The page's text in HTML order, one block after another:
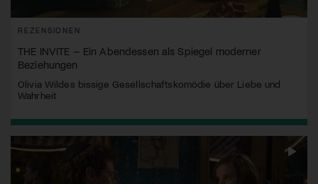
REZENSIONEN
THE INVITE – Ein Abendessen als Spiegel moderner
Beziehungen
Olivia Wildes bissige Gesellschaftskomödie über Liebe und
Wahrheit